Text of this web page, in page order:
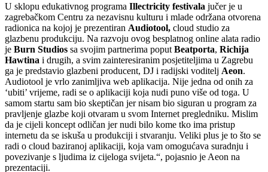
U sklopu edukativnog programa Illectricity festivala jučer je u
zagrebačkom Centru za nezavisnu kulturu i mlade održana otvorena
radionica na kojoj je prezentiran Audiotool, cloud studio za
glazbenu produkciju. Na razvoju ovog besplatnog online alata radio
je Burn Studios sa svojim partnerima poput Beatporta, Richija
Hawtina i drugih, a svim zainteresiranim posjetiteljima u Zagrebu
ga je predstavio glazbeni producent, DJ i radijski voditelj Aeon.
Audiotool je vrlo zanimljiva web aplikacija. Nije jedna od onih za
‘ubiti’ vrijeme, radi se o aplikaciji koja nudi puno više od toga. U
samom startu sam bio skeptičan jer nisam bio siguran u program za
pravljenje glazbe koji otvaram u svom Internet pregledniku. Mislim
da je cijeli koncept odličan jer nudi bilo kome tko ima pristup
internetu da se iskuša u produkciji i stvaranju. Veliki plus je to što se
radi o cloud baziranoj aplikaciji, koja vam omogućava suradnju i
povezivanje s ljudima iz cijeloga svijeta.“, pojasnio je Aeon na
prezentaciji.